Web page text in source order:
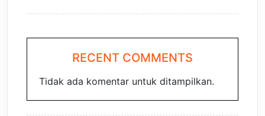
RECENT COMMENTS
Tidak ada komentar untuk ditampilkan.